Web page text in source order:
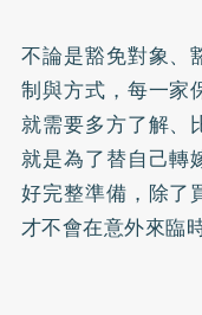
不論是豁免對象、
制與方式，每一家
就需要多方了解、
就是為了替自己轉
好完整準備，除了
才不會在意外來臨